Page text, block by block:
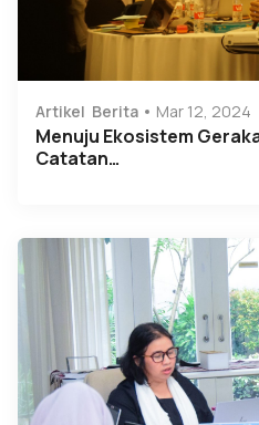
Artikel Berita Mar 12, 2024
Menuju Ekosistem
Catatan…